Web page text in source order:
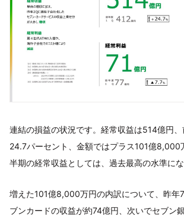
連結の損益の状況です。経常収益は514億円
24.7パーセント、金額ではプラス101億8,000
半期の経常収益としては、過去最高の水準にな
増えた101億8,000万円の内訳について、昨年
ブンカードの収益が約74億円、次いでセブン